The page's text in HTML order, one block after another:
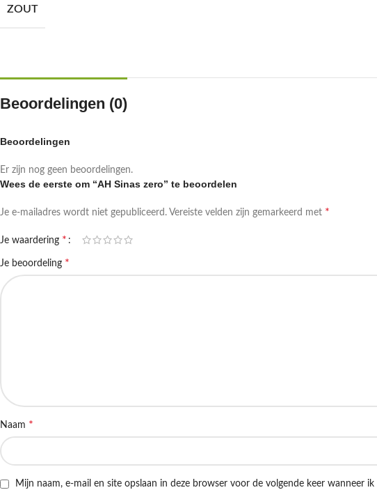
ZOUT
Beoordelingen (0)
Beoordelingen
Er zijn nog geen beoordelingen.
Wees de eerste om “AH Sinas zero” te beoordelen
Je e-mailadres wordt niet gepubliceerd. Vereiste velden zijn gemarkeerd met *
Je waardering *
Je beoordeling *
Naam *
Mijn naam, e-mail en site opslaan in deze browser voor de volgende keer wanneer